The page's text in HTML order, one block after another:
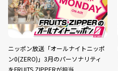
ニッポン放送「オールナイトニッポ
ン0(ZERO)」3月のパーソナリティ
をFRUITS ZIPPERが担当